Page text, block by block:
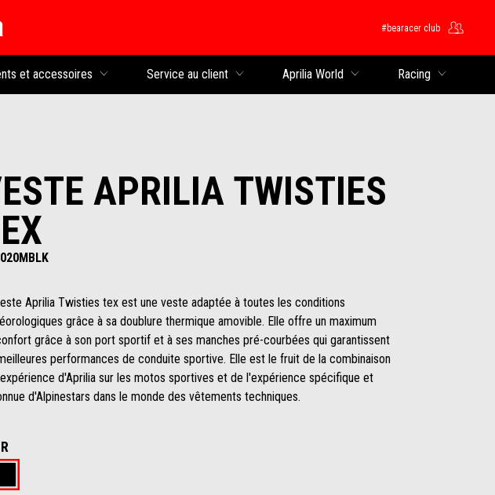
#bearacer club
et accessoires Service au client Aprilia World Racing
APRILIA TWISTIES
Aprilia Twisties tex est une veste adaptée à toutes les conditions
grâce à sa doublure thermique amovible. Elle offre un maximum
grâce à son port sportif et à ses manches pré-courbées qui garantissent
performances de conduite sportive. Elle est le fruit de la combinaison
d'Aprilia sur les motos sportives et de l'expérience spécifique et
d'Alpinestars dans le monde des vêtements techniques.